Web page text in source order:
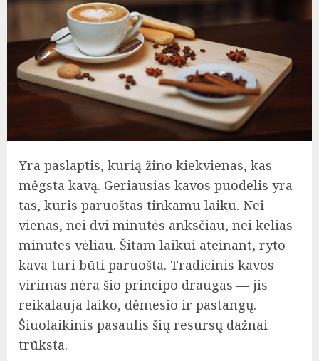
Yra paslaptis, kurią žino kiekvienas, kas
mėgsta kavą. Geriausias kavos puodelis yra
tas, kuris paruoštas tinkamu laiku. Nei
vienas, nei dvi minutės anksčiau, nei kelias
minutes vėliau. Šitam laikui ateinant, ryto
kava turi būti paruošta. Tradicinis kavos
virimas nėra šio principo draugas — jis
reikalauja laiko, dėmesio ir pastangų.
Šiuolaikinis pasaulis šių resursų dažnai
trūksta.